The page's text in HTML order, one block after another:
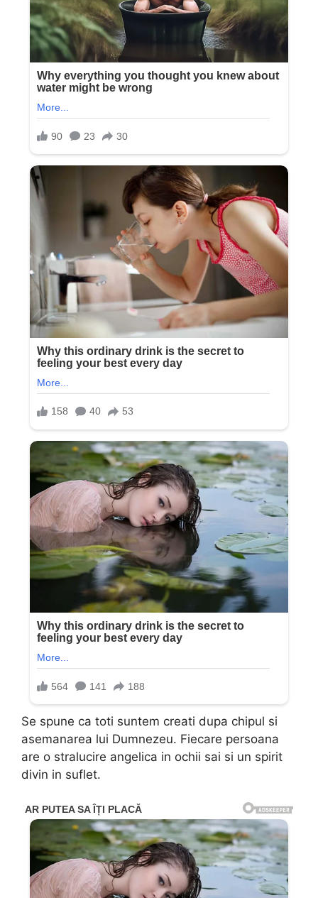
Se spune ca toti suntem creati dupa chipul si
asemanarea lui Dumnezeu. Fiecare persoana
are o stralucire angelica in ochii sai si un spirit
divin in suflet.